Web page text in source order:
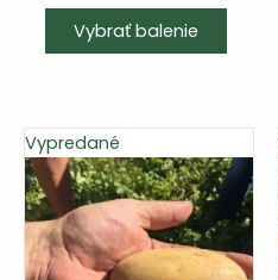
Vybrať balenie
Vypredané